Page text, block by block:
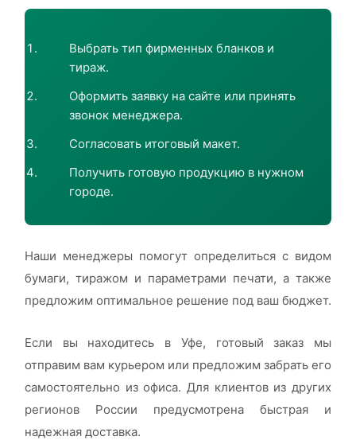
Выбрать тип фирменных бланков и
тираж.
Оформить заявку на сайте или принять
звонок менеджера.
Согласовать итоговый макет.
Получить готовую продукцию в нужном
городе.
Наши менеджеры помогут определиться с видом
бумаги, тиражом и параметрами печати, а также
предложим оптимальное решение под ваш бюджет.
Если вы находитесь в Уфе, готовый заказ мы
отправим вам курьером или предложим забрать его
самостоятельно из офиса. Для клиентов из других
регионов России предусмотрена быстрая и
надежная доставка.